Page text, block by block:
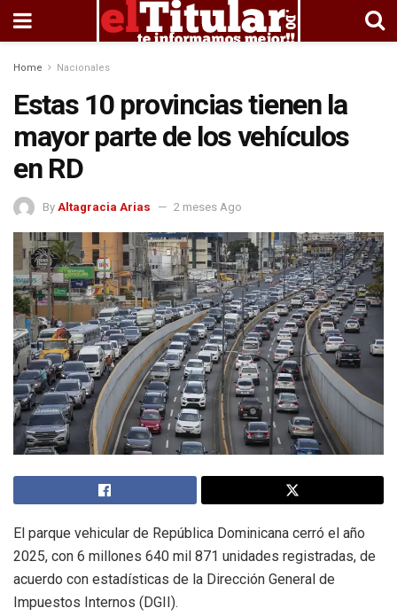
Home Nacionales
Estas 10 provincias tienen la
mayor parte de los vehículos
en RD
By Altagracia Arias 2 meses Ago
El parque vehicular de República Dominicana cerró el año
2025, con 6 millones 640 mil 871 unidades registradas, de
acuerdo con estadísticas de la Dirección General de
Impuestos Internos (DGII).